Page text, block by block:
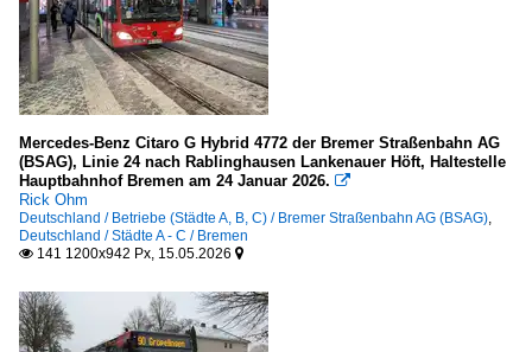
Mercedes-Benz Citaro G Hybrid 4772 der Bremer Straßenbahn AG
(BSAG), Linie 24 nach Rablinghausen Lankenauer Höft, Haltestelle
Hauptbahnhof Bremen am 24 Januar 2026. 
Rick Ohm
Deutschland / Betriebe (Städte A, B, C) / Bremer Straßenbahn AG (BSAG)
Deutschland / Städte A - C / Bremen
 141 1200x942 Px, 15.05.2026 